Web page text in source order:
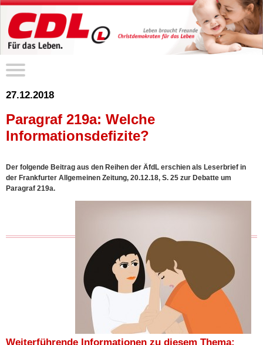
27.12.2018
Paragraf 219a: Welche
Informationsdefizite?
Der folgende Beitrag aus den Reihen der ÄfdL erschien als Leserbrief in
der Frankfurter Allgemeinen Zeitung, 20.12.18, S. 25 zur Debatte um
Paragraf 219a.
Weiterführende Informationen zu diesem Thema: